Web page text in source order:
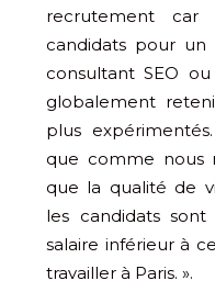
recrutement car
candidats pour
consultant SEO
globalement
plus
que comme nous
que la qualité de
les candidats
salaire inférieur à
travailler à Paris. ».